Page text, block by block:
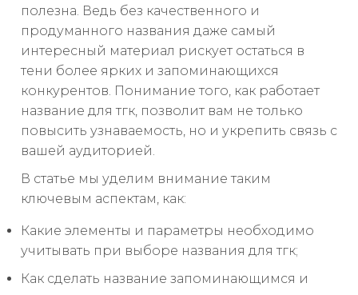
полезна. Ведь без качественного и
продуманного названия даже самый
интересный материал рискует остаться в
тени более ярких и запоминающихся
конкурентов. Понимание того, как работает
название для тгк, позволит вам не только
повысить узнаваемость, но и укрепить связь с
вашей аудиторией.
В статье мы уделим внимание таким
ключевым аспектам, как:
Какие элементы и параметры необходимо
учитывать при выборе названия для тгк;
Как сделать название запоминающимся и